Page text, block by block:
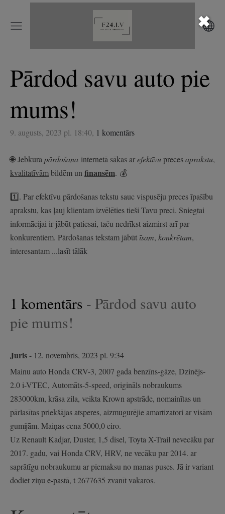
✖
Pārdod savu auto pie
mums!
9. augusts, 2023 pl. 18:40, 1 komentārs
🌐Jebkura pārdošana internetā sākas arefektīvuprecesaprakstu,
kvalitatīvāmbildēm un finansēm. 💰
1️⃣. Par efektīvu pārdošanas tekstu sauc vispusēju preces īpašību
aprakstu, kas ļauj klientam izvēlēties tieši Tavu preci. Sniegtai
informācijai ir jābūt patiesai, taču nedrīkst aizmirst arī par
konkurentiem. Pārdošanas tekstam jābūt īsam, konkrētam,
interesantam ...lasīt tālāk
1 komentārs - Pārdod savu auto
pie mums!
Juris- 12. novembris, 2023 pl. 9:34
Mainu auto Honda CRV-3, 2007 gada benzīns-gāze, Dzinējs-
2.0 i-VTEC, Automāts-5-speed, origināls nobraukums
283000km, krāsa zila, veikta Krown apstrāde, nomainītas un
pārlasītas priekšājas atsperes, aizmugurējie amartizatori ar visām
gumijām. Maiņas cena 5000,0 eiro.
Uz Renault Kadjar, Duster, 1,5 disel, Toyta X-Trail nevecāku par
2017. gadu, vai Honda CRV, HRV, ne vecāku par 2014. ar
saprātīgu nobraukumu ar piemaksu no manas puses. Jā ir variant
dodiet ziņu e-pastā, t 2677635 zvanīt vakaros.